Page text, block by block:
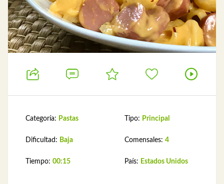
Categoría: Pastas
Dificultad: Baja
Tiempo: 00:15
Tipo: Principal
Comensales: 4
País: Estados Unidos